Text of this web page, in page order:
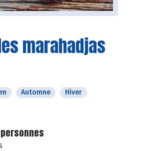
marahadjas
Automne
Hiver